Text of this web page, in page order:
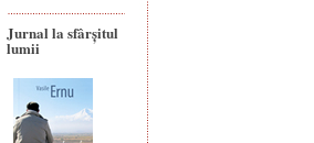
Jurnal la sfârșitul
lumii